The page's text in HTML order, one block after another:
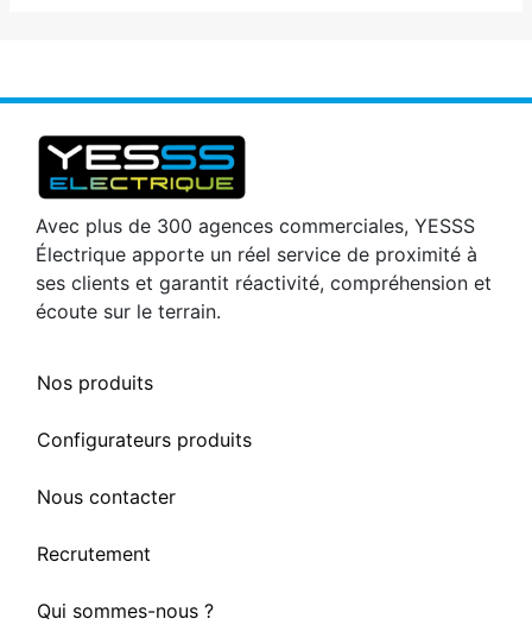
Avec plus de 300 agences commerciales, YESSS
Électrique apporte un réel service de proximité à
ses clients et garantit réactivité, compréhension et
écoute sur le terrain.
Nos produits
Configurateurs produits
Nous contacter
Recrutement
Qui sommes-nous ?